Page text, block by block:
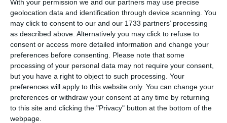
With your permission we and our partners may use precise
geolocation data and identification through device scanning. You
may click to consent to our and our 1733 partners’ processing
as described above. Alternatively you may click to refuse to
consent or access more detailed information and change your
preferences before consenting.
Please note that some
processing of your personal data may not require your consent,
but you have a right to object to such processing. Your
preferences will apply to this website only. You can change your
preferences or withdraw your consent at any time by returning
to this site and clicking the "Privacy" button at the bottom of the
webpage.
Aceasta a trăit pe vremea împăratului Deciu, strălucită cu
tinereţea trupului şi cu frumuseţea sufletului. Fiind prinsă a
fost silită să se lepede de dragostea şi de credinţa în Hristos.
Dar întrucât cu tărie se ţinea de aceasta, a fost chinuită în
felurite chipuri; apoi în urmă i s-a tăiat capul spre lauda
Domnului nostru Iisus Hristos.
Tot în această zi, pomenirea Cuvioasei Melania, care cu
pace s-a săvârşit.